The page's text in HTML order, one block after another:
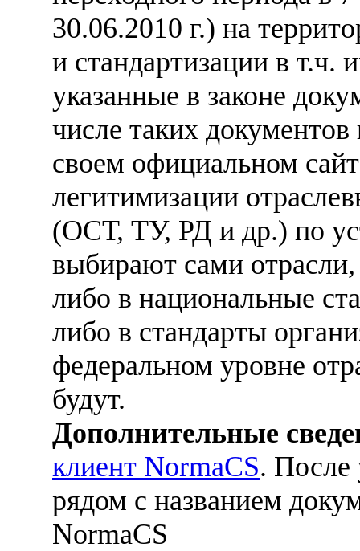
30.06.2010 г.) на
и стандартизации в т.ч.
указанные в законе
числе таких документов
своем официальном
легитимизации
(ОСТ, ТУ, РД и др.) по
выбирают сами
либо в национальные
либо в стандарты
федеральном уровне
будут.
Дополнительные
клиент NormaCS. После
рядом с названием
NormaCS